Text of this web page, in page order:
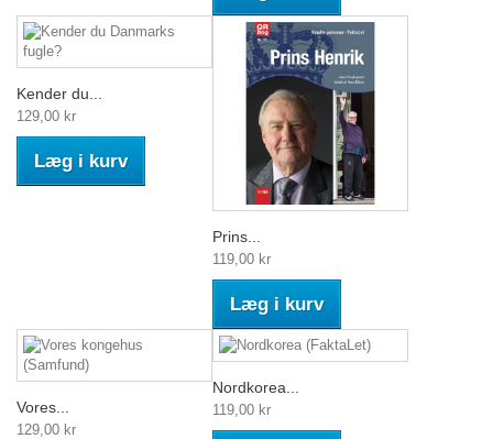
Kender du...
129,00 kr
Læg i kurv
Prins...
119,00 kr
Læg i kurv
Vores...
129,00 kr
Nordkorea...
119,00 kr